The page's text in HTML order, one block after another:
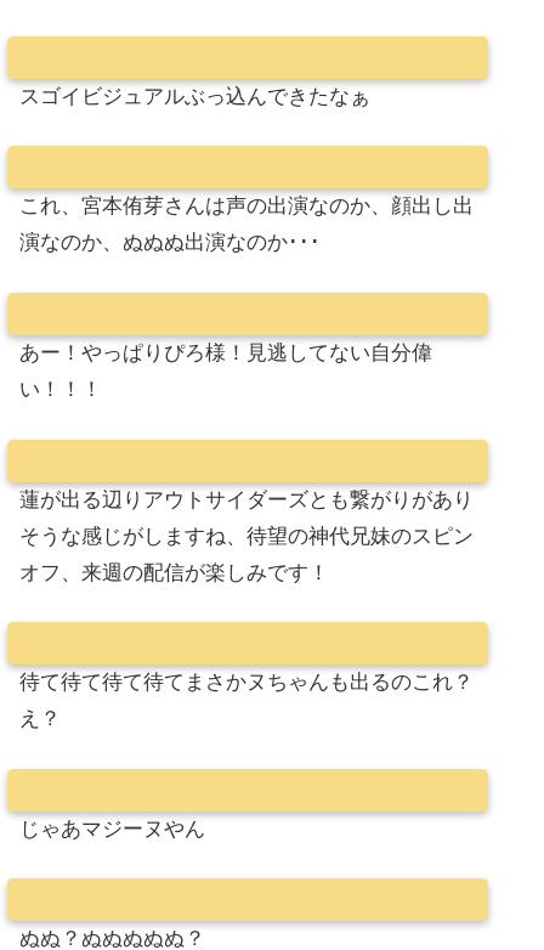
スゴイビジュアルぶっ込んできたなぁ
これ、宮本侑芽さんは声の出演なのか、顔出し出
演なのか、ぬぬぬ出演なのか･･･
あー！やっぱりぴろ様！見逃してない自分偉
い！！！
蓮が出る辺りアウトサイダーズとも繋がりがあり
そうな感じがしますね、待望の神代兄妹のスピン
オフ、来週の配信が楽しみです！
待て待て待て待てまさかヌちゃんも出るのこれ？
え？
じゃあマジーヌやん
ぬぬ？ぬぬぬぬぬ？